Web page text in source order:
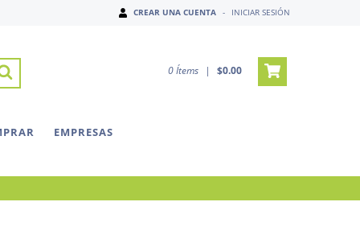
CREAR UNA CUENTA - INICIAR SESIÓN
0Ítems | $0.00
EMPRESAS